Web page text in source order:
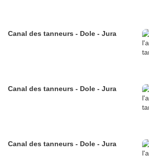
Canal des tanneurs - Dole - Jura
Canal des tanneurs - Dole - Jura
Canal des tanneurs - Dole - Jura